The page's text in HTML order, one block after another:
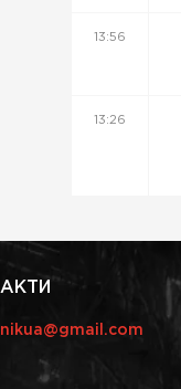
13:56
13:26